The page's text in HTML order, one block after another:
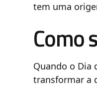
tem uma
Como
Quando o Dia
transformar a